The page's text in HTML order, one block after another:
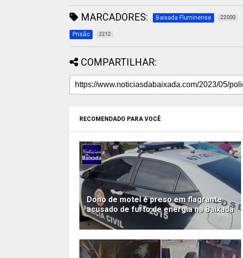
MARCADORES: Baixada Fluminense 22000
Prisão 2212
COMPARTILHAR:
RECOMENDADO PARA VOCÊ
Dono de motel é preso em flagrante
acusado de furto de energia na Baixada